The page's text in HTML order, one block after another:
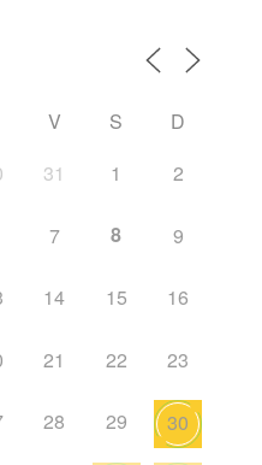
V S
D
31 1 2
7 8 9
14 15 16
21 22 23
28 29 30